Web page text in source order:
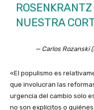
NUESTRA
— Carlos Rozanski
«El populismo es
que involucran las
urgencia del cambio solo
no son explícitos o